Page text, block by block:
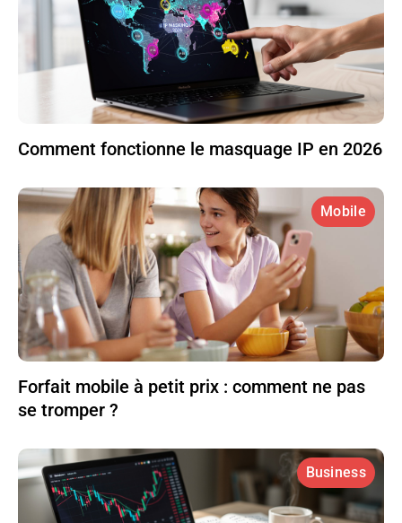
Comment fonctionne le masquage IP en 2026
Mobile
Forfait mobile à petit prix : comment ne pas
se tromper ?
Business